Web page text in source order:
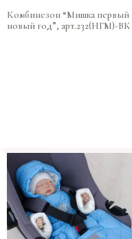
Комбинезон “Мишка первый
новый год”, арт.232(НГМ)-ВК